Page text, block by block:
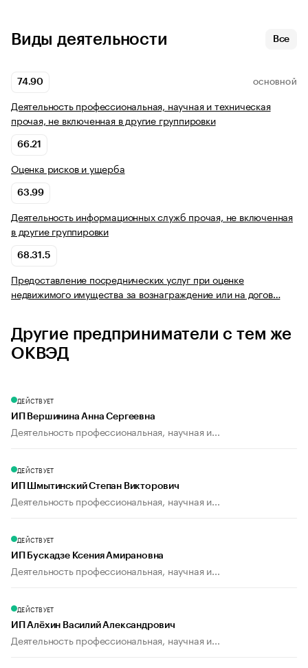
Виды деятельности Все
74.90 ОСНОВНОЙ
Деятельность профессиональная, научная и техническая
прочая, не включенная в другие группировки
66.21
Оценка рисков и ущерба
63.99
Деятельность информационных служб прочая, не включенная
в другие группировки
68.31.5
Предоставление посреднических услуг при оценке
недвижимого имущества за вознаграждение или на догов…
Другие предприниматели с тем же
ОКВЭД
ДЕЙСТВУЕТ
ИП Вершинина Анна Сергеевна
Деятельность профессиональная, научная и...
ДЕЙСТВУЕТ
ИП Шмытинский Степан Викторович
Деятельность профессиональная, научная и...
ДЕЙСТВУЕТ
ИП Бускадзе Ксения Амирановна
Деятельность профессиональная, научная и...
ДЕЙСТВУЕТ
ИП Алёхин Василий Александрович
Деятельность профессиональная, научная и...